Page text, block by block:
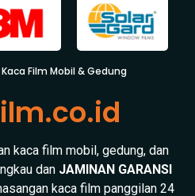
Film Mobil & Gedung
kaca film mobil, gedung, dan
dan JAMINAN GARANSI
kaca film panggilan 24